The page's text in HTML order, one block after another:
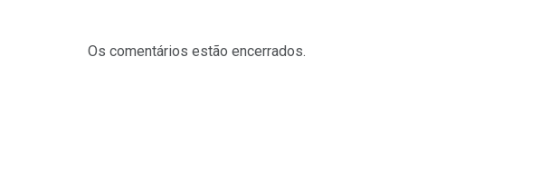
Os comentários estão encerrados.